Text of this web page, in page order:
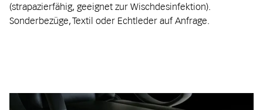
(strapazierfähig, geeignet zur Wischdesinfektion).
Sonderbezüge, Textil oder Echtleder auf Anfrage.